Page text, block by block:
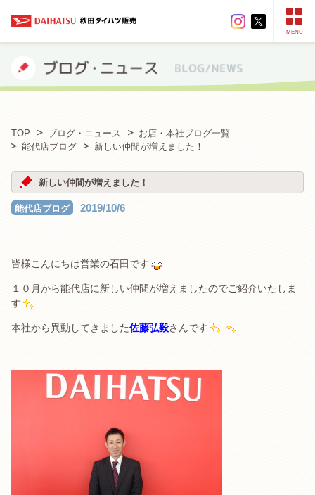
MENU
TOP ブログ・ニュース
お店・本社ブログ一覧
能代店ブログ
新しい仲間が増えました！
新しい仲間が増えました！
能代店ブログ 2019/10/6
皆様こんにちは営業の石田です
１０月から能代店に新しい仲間が増えましたのでご紹介いたしま
す
本社から異動してきました佐藤弘毅さんです